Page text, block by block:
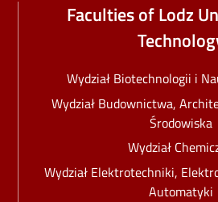
Faculties of Lodz
Wydział Biotechnologii i
Wydział Budownictwa,
Środowiska
Wydział
Wydział Elektrotechniki,
Automatyki